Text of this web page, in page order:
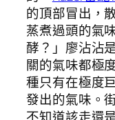
的頂部冒出，
蒸煮過頭的氣
酵？」廖沾沾
關的氣味都極
種只有在極度
發出的氣味。